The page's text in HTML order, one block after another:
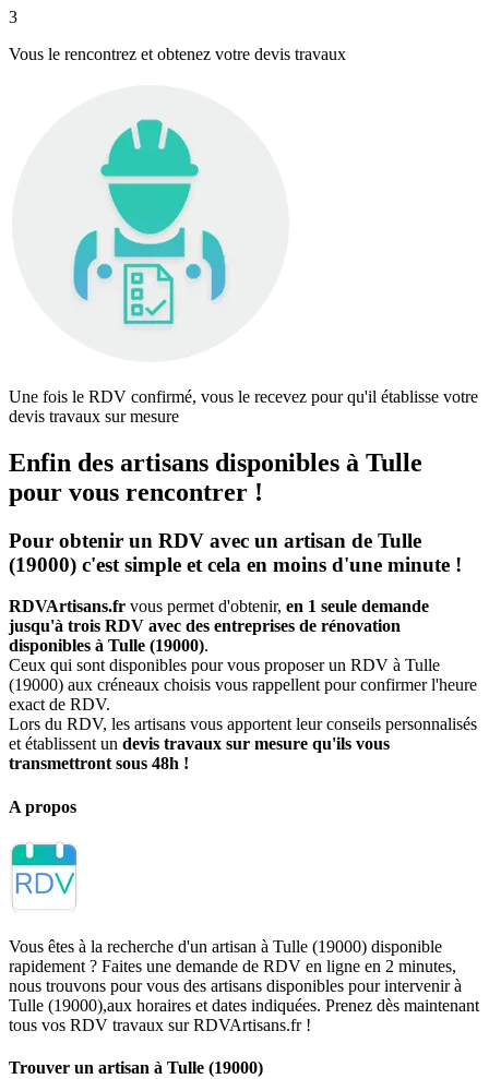
3
Vous le rencontrez et obtenez votre devis travaux
Une fois le RDV confirmé, vous le recevez pour qu'il établisse votre
devis travaux sur mesure
Enfin des artisans disponibles à Tulle
pour vous rencontrer !
Pour obtenir un RDV avec un artisan de Tulle
(19000) c'est simple et cela en moins d'une minute !
RDVArtisans.fr vous permet d'obtenir, en 1 seule demande
jusqu'à trois RDV avec des entreprises de rénovation
disponibles à Tulle (19000).
Ceux qui sont disponibles pour vous proposer un RDV à Tulle
(19000) aux créneaux choisis vous rappellent pour confirmer l'heure
exact de RDV.
Lors du RDV, les artisans vous apportent leur conseils personnalisés
et établissent un devis travaux sur mesure qu'ils vous
transmettront sous 48h !
A propos
Vous êtes à la recherche d'un artisan à Tulle (19000) disponible
rapidement ? Faites une demande de RDV en ligne en 2 minutes,
nous trouvons pour vous des artisans disponibles pour intervenir à
Tulle (19000),aux horaires et dates indiquées. Prenez dès maintenant
tous vos RDV travaux sur RDVArtisans.fr !
Trouver un artisan à Tulle (19000)